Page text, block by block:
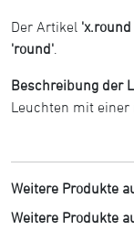
Der Artikel
'round'
Beschreibung der
Leuchten mit einer
Weitere Produkte
Weitere Produkte